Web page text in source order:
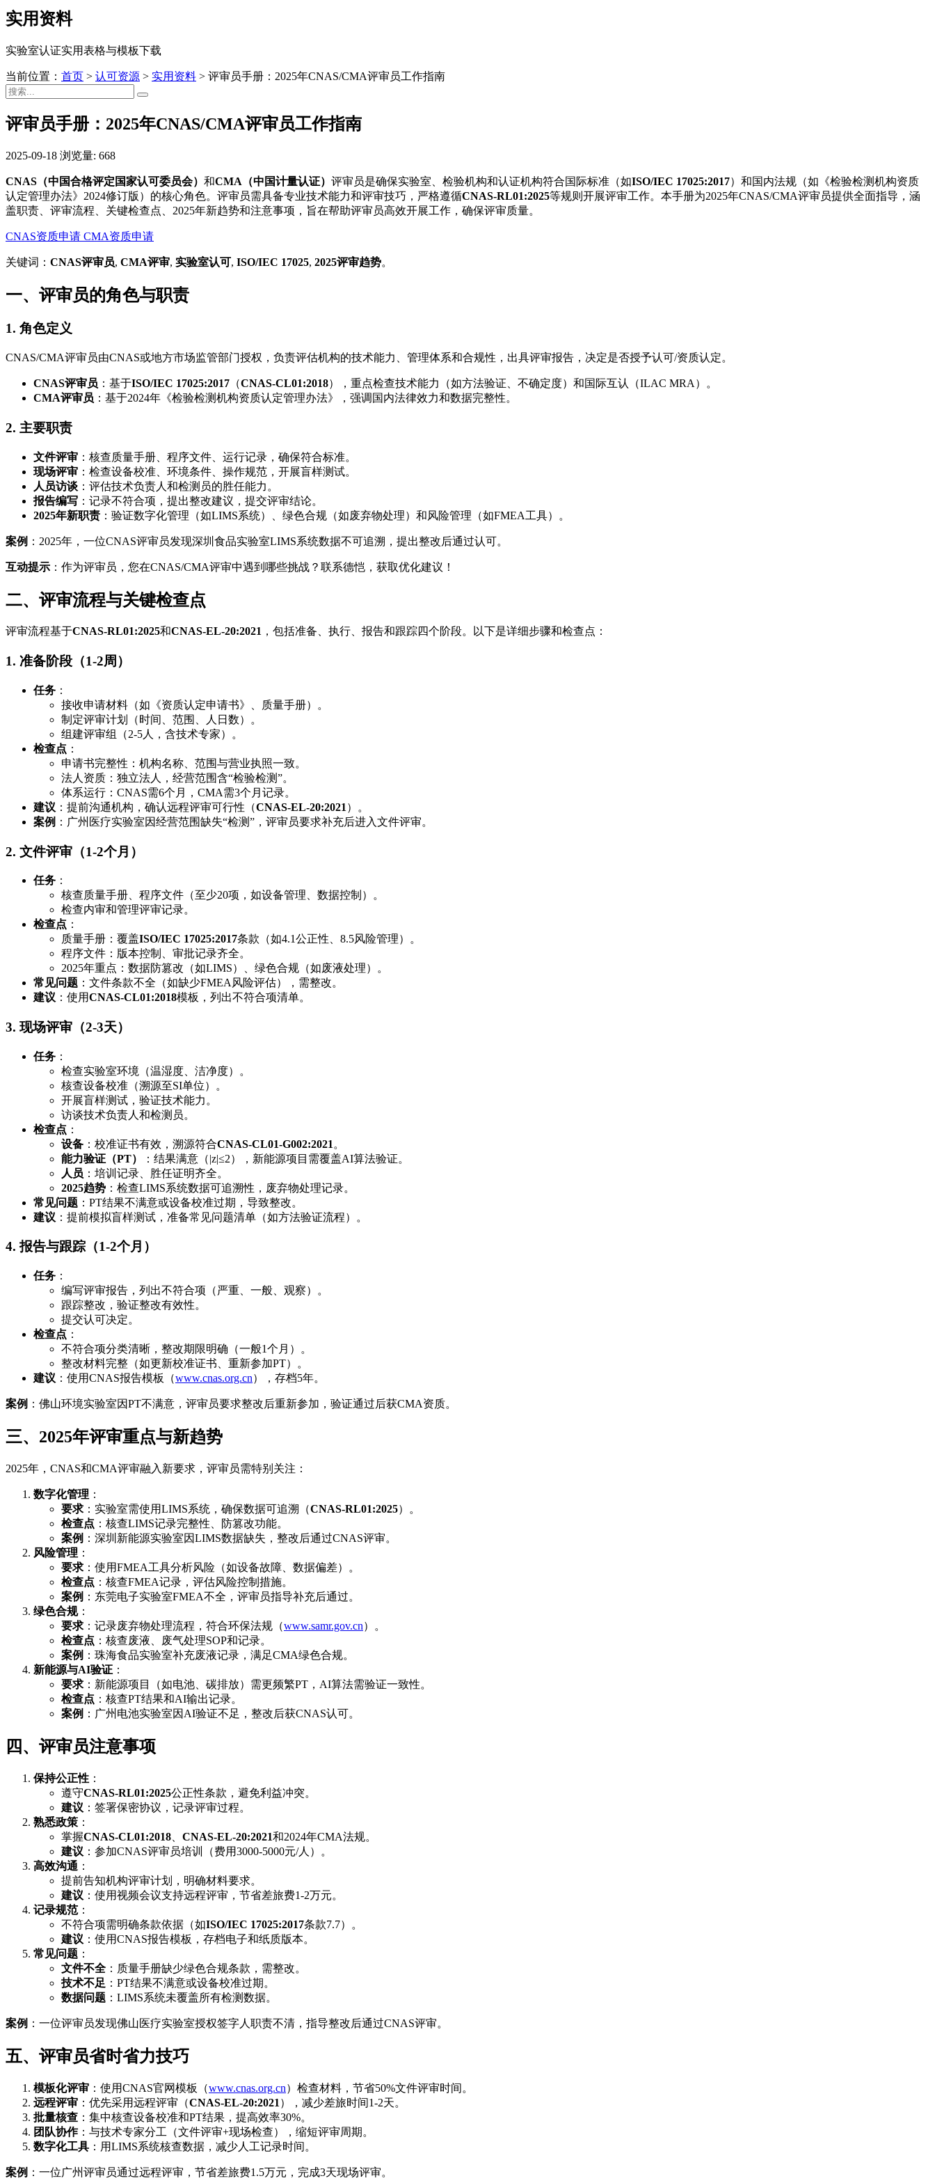
实用资料
实验室认证实用表格与模板下载
当前位置： 首页 > 认可资源 > 实用资料 > 评审员手册：2025年CNAS/CMA评审员工作指南
评审员手册：2025年CNAS/CMA评审员工作指南
2025-09-18 浏览量: 668
CNAS（中国合格评定国家认可委员会） 和CMA（中国计量认证） 评审员是确保实验室、检验机构和认证机构符合国际标准（如ISO/IEC 17025:2017）和国内法规（如《检验检测机构资质
认定管理办法》2024修订版）的核心角色。评审员需具备专业技术能力和评审技巧，严格遵循CNAS-RL01:2025等规则开展评审工作。本手册为2025年CNAS/CMA评审员提供全面指导，涵
盖职责、评审流程、关键检查点、2025年新趋势和注意事项，旨在帮助评审员高效开展工作，确保评审质量。
CNAS资质申请 CMA资质申请
关键词： CNAS评审员, CMA评审, 实验室认可, ISO/IEC 17025, 2025评审趋势。
一、评审员的角色与职责
1. 角色定义
CNAS/CMA评审员由CNAS或地方市场监管部门授权，负责评估机构的技术能力、管理体系和合规性，出具评审报告，决定是否授予认可/资质认定。
CNAS评审员 ：基于ISO/IEC 17025:2017 （CNAS-CL01:2018），重点检查技术能力（如方法验证、不确定度）和国际互认（ILAC MRA）。
CMA评审员 ：基于2024年《检验检测机构资质认定管理办法》，强调国内法律效力和数据完整性。
2. 主要职责
文件评审 ：核查质量手册、程序文件、运行记录，确保符合标准。
现场评审 ：检查设备校准、环境条件、操作规范，开展盲样测试。
人员访谈 ：评估技术负责人和检测员的胜任能力。
报告编写 ：记录不符合项，提出整改建议，提交评审结论。
2025年新职责 ：验证数字化管理（如LIMS系统）、绿色合规（如废弃物处理）和风险管理（如FMEA工具）。
案例 ：2025年，一位CNAS评审员发现深圳食品实验室LIMS系统数据不可追溯，提出整改后通过认可。
互动提示 ：作为评审员，您在CNAS/CMA评审中遇到哪些挑战？联系德恺，获取优化建议！
二、评审流程与关键检查点
评审流程基于CNAS-RL01:2025和CNAS-EL-20:2021 ，包括准备、执行、报告和跟踪四个阶段。以下是详细步骤和检查点：
1. 准备阶段（1-2周）
任务 ：
接收申请材料（如《资质认定申请书》、质量手册）。
制定评审计划（时间、范围、人日数）。
组建评审组（2-5人，含技术专家）。
检查点 ：
申请书完整性：机构名称、范围与营业执照一致。
法人资质：独立法人，经营范围含“检验检测”。
体系运行：CNAS需6个月，CMA需3个月记录。
建议 ：提前沟通机构，确认远程评审可行性（CNAS-EL-20:2021 ）。
案例 ：广州医疗实验室因经营范围缺失“检测”，评审员要求补充后进入文件评审。
2. 文件评审（1-2个月）
任务 ：
核查质量手册、程序文件（至少20项，如设备管理、数据控制）。
检查内审和管理评审记录。
检查点 ：
质量手册：覆盖ISO/IEC 17025:2017条款（如4.1公正性、8.5风险管理）。
程序文件：版本控制、审批记录齐全。
2025年重点：数据防篡改（如LIMS）、绿色合规（如废液处理）。
常见问题 ：文件条款不全（如缺少FMEA风险评估），需整改。
建议 ：使用CNAS-CL01:2018模板，列出不符合项清单。
3. 现场评审（2-3天）
任务 ：
检查实验室环境（温湿度、洁净度）。
核查设备校准（溯源至SI单位）。
开展盲样测试，验证技术能力。
访谈技术负责人和检测员。
检查点 ：
设备 ：校准证书有效，溯源符合CNAS-CL01-G002:2021 。
能力验证（PT）
：结果满意（|z|≤2），新能源项目需覆盖AI算法验证。
人员 ：培训记录、胜任证明齐全。
2025趋势 ：检查LIMS系统数据可追溯性，废弃物处理记录。
常见问题 ：PT结果不满意或设备校准过期，导致整改。
建议 ：提前模拟盲样测试，准备常见问题清单（如方法验证流程）。
4. 报告与跟踪（1-2个月）
任务 ：
编写评审报告，列出不符合项（严重、一般、观察）。
跟踪整改，验证整改有效性。
提交认可决定。
检查点 ：
不符合项分类清晰，整改期限明确（一般1个月）。
整改材料完整（如更新校准证书、重新参加PT）。
建议 ：使用CNAS报告模板（www.cnas.org.cn），存档5年。
案例 ：佛山环境实验室因PT不满意，评审员要求整改后重新参加，验证通过后获CMA资质。
三、2025年评审重点与新趋势
2025年，CNAS和CMA评审融入新要求，评审员需特别关注：
数字化管理 ：
要求 ：实验室需使用LIMS系统，确保数据可追溯（CNAS-RL01:2025）。
检查点 ：核查LIMS记录完整性、防篡改功能。
案例 ：深圳新能源实验室因LIMS数据缺失，整改后通过CNAS评审。
风险管理 ：
要求 ：使用FMEA工具分析风险（如设备故障、数据偏差）。
检查点 ：核查FMEA记录，评估风险控制措施。
案例 ：东莞电子实验室FMEA不全，评审员指导补充后通过。
绿色合规：
要求 ：记录废弃物处理流程，符合环保法规（www.samr.gov.cn）。
检查点 ：核查废液、废气处理SOP和记录。
案例 ：珠海食品实验室补充废液记录，满足CMA绿色合规。
新能源与AI验证 ：
要求 ：新能源项目（如电池、碳排放）需更频繁PT，AI算法需验证一致性。
检查点 ：核查PT结果和AI输出记录。
案例 ：广州电池实验室因AI验证不足，整改后获CNAS认可。
四、评审员注意事项
保持公正性 ：
遵守CNAS-RL01:2025公正性条款，避免利益冲突。
建议 ：签署保密协议，记录评审过程。
熟悉政策 ：
掌握CNAS-CL01:2018 CNAS-EL-20:2021和2024年CMA法规。
建议 ：参加CNAS评审员培训（费用3000-5000元/人）。
高效沟通 ：
提前告知机构评审计划，明确材料要求。
建议 ：使用视频会议支持远程评审，节省差旅费1-2万元。
记录规范：
不符合项需明确条款依据（如ISO/IEC 17025:2017条款7.7）。
建议 ：使用CNAS报告模板，存档电子和纸质版本。
常见问题 ：
文件不全 ：质量手册缺少绿色合规条款，需整改。
技术不足 ：PT结果不满意或设备校准过期。
数据问题 ：LIMS系统未覆盖所有检测数据。
案例 ：一位评审员发现佛山医疗实验室授权签字人职责不清，指导整改后通过CNAS评审。
五、评审员省时省力技巧
模板化评审 ：使用CNAS官网模板（www.cnas.org.cn）检查材料，节省50%文件评审时间。
远程评审 ：优先采用远程评审（CNAS-EL-20:2021 ），减少差旅时间1-2天。
批量核查 ：集中核查设备校准和PT结果，提高效率30%。
团队协作：与技术专家分工（文件评审+现场检查），缩短评审周期。
数字化工具 ：用LIMS系统核查数据，减少人工记录时间。
案例 ：一位广州评审员通过远程评审，节省差旅费1.5万元，完成3天现场评审。